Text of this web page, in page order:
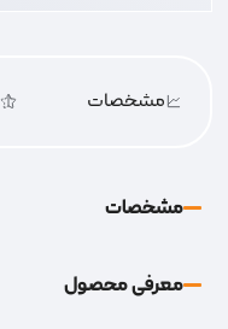
مشخصات
مشخصات
معرفی محصول